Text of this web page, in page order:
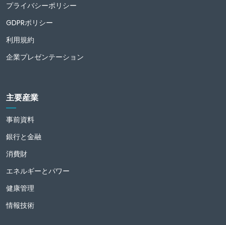
プライバシーポリシー
GDPRポリシー
利用規約
企業プレゼンテーション
主要産業
事前資料
銀行と金融
消費財
エネルギーとパワー
健康管理
情報技術